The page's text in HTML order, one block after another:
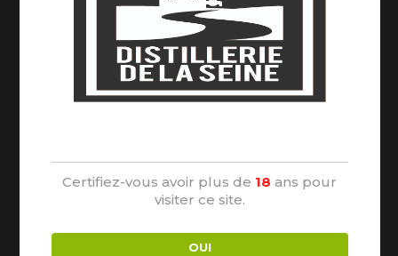
Cliquez pour accepter les cookies
marketing et activer ce contenu
Certifiez-vous avoir plus de 18 ans pour
visiter ce site.
OUI